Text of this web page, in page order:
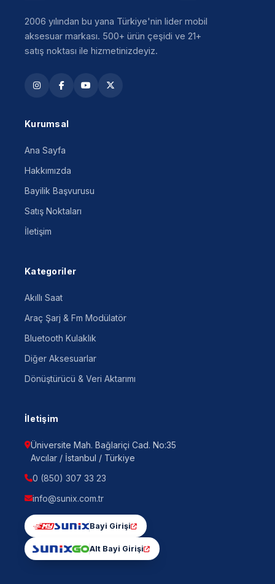
2006 yılından bu yana Türkiye'nin lider mobil
aksesuar markası. 500+ ürün çeşidi ve 21+
satış noktası ile hizmetinizdeyiz.
Kurumsal
Ana Sayfa
Hakkımızda
Bayilik Başvurusu
Satış Noktaları
İletişim
Kategoriler
Akıllı Saat
Araç Şarj & Fm Modülatör
Bluetooth Kulaklık
Diğer Aksesuarlar
Dönüştürücü & Veri Aktarımı
İletişim
Üniversite Mah. Bağlariçi Cad. No:35
Avcılar / İstanbul / Türkiye
0 (850) 307 33 23
info@sunix.com.tr
Bayi Girişi
Alt Bayi Girişi